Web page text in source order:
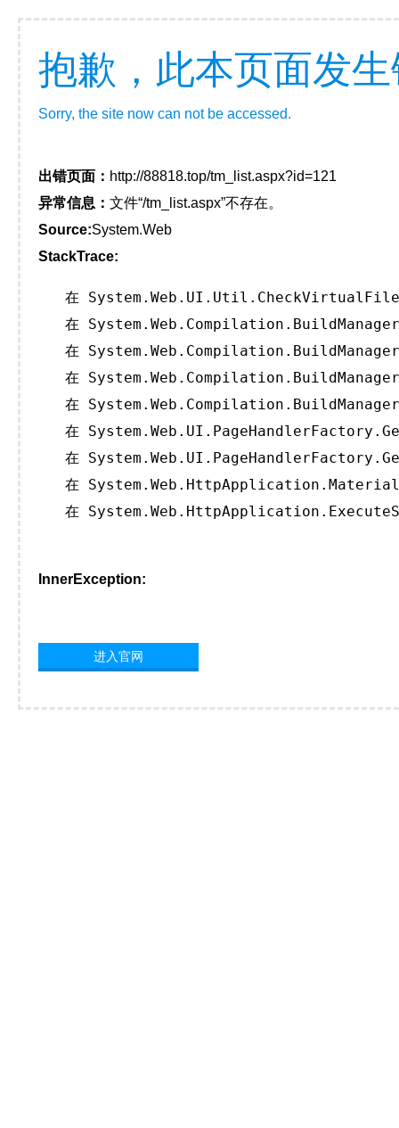
抱歉，此本页面发
Sorry, the site now can not be accessed.
出错页面： http://88818.top/tm_list.aspx?id=121
异常信息： 文件“/tm_list.aspx”不存在。
Source:System.Web
StackTrace:
在
在
在
在
在
在
在
在
在
InnerException:
进入官网